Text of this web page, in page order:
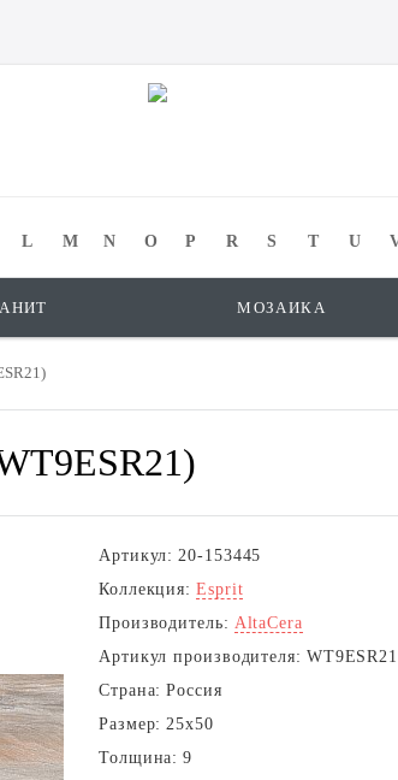
L M N O P R S T U
МОЗАИКА
Артикул: 20-153445
Коллекция: Esprit
Производитель: AltaCera
Артикул производителя: WT9ESR21
Страна: Россия
Размер: 25x50
Толщина: 9